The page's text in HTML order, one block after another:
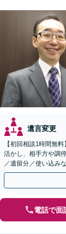
遺言変更
【初回相談1時間無
活かし、相手方や調
／遺留分／使い込み
応可】トラブル前の
電話で面